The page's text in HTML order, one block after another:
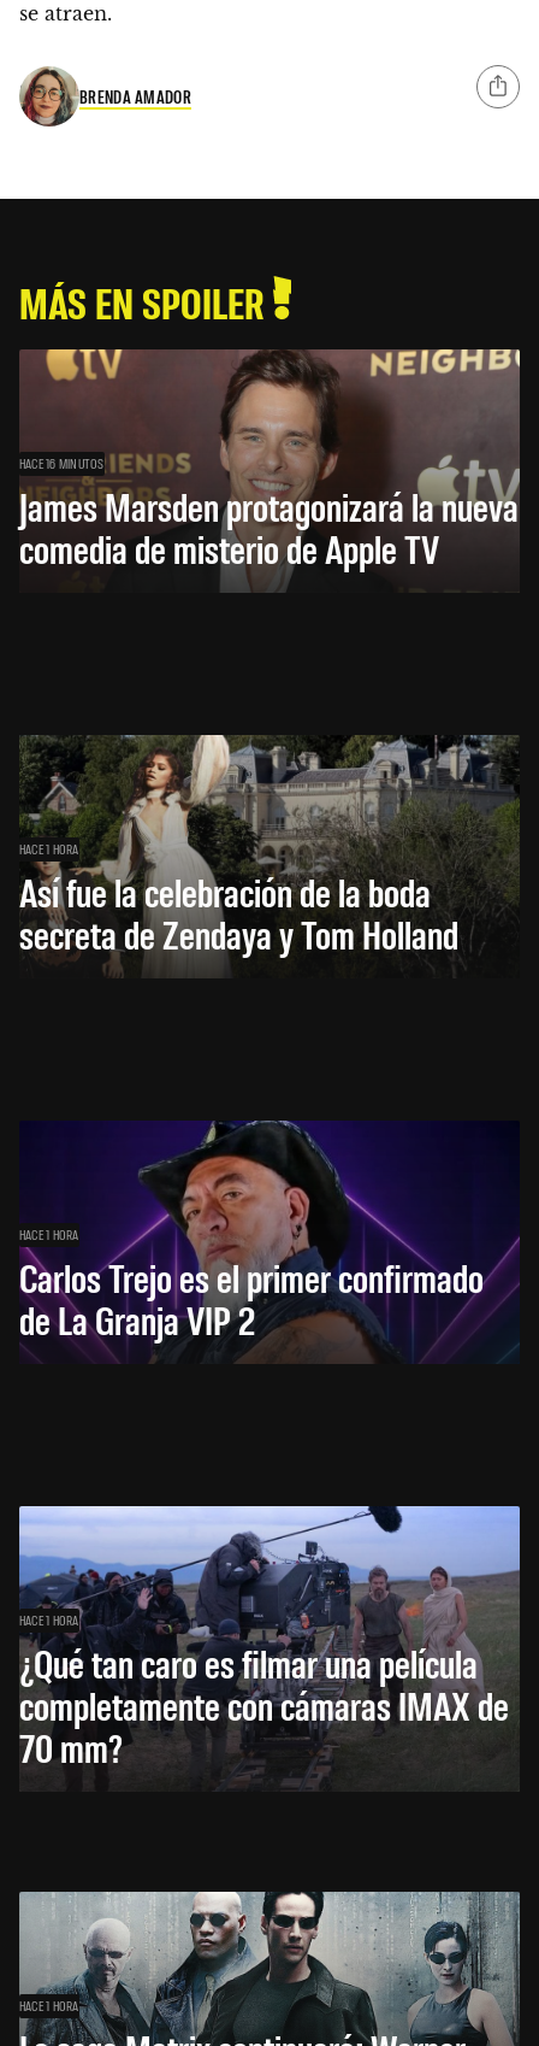
se atraen.
BRENDA AMADOR
MÁS EN SPOILER
HACE 16 MINUTOS
James Marsden protagonizará la nueva
comedia de misterio de Apple TV
HACE 1 HORA
Así fue la celebración de la boda
secreta de Zendaya y Tom Holland
HACE 1 HORA
Carlos Trejo es el primer confirmado
de La Granja VIP 2
HACE 1 HORA
¿Qué tan caro es filmar una película
completamente con cámaras IMAX de
70 mm?
HACE 1 HORA